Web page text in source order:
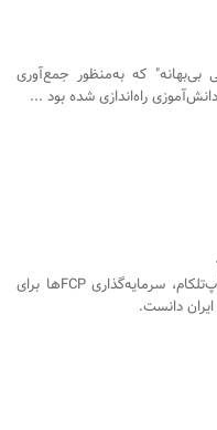
بی‌بهانه" که به‌منظور جمع‌آوری
راه‌اندازی شده بود ...
مدیرعامل فناپ‌تلکام، سرمایه‌گذاری FCPها برای
ایران دانست.